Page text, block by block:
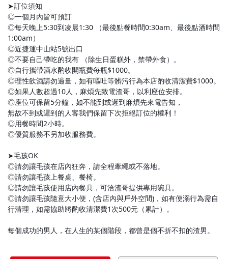
➤訂位須知
◎一個月內皆可預訂
◎每天晚上5:30到凌晨1:30 （最後點餐時間0:30am、最後點酒時間
1:00am）
◎近捷運中山站5號出口
◎不要自己帶吃的我有 （除生日蛋糕外，禁帶外食）。
◎自行攜帶酒水酌收開瓶費每瓶$1000。
◎理性飲酒請勿過量，如有嘔吐等髒污行為本店酌收清潔費$1000。
◎如果人數超過10人，麻煩先致電渣哥，以利座位安排。
◎座位可保留5分鐘，如不能到或遲到麻煩先來電告知，
無故不到或遲到的人客我們保留下次拒絕訂位的權利！
◎用餐時間2小時。
◎優質服務不另加收服務費。
➤毛孩OK
◎請勿讓毛孩在店內狂奔，請全程牽繩或不落地。
◎請勿讓毛孩上餐桌、餐椅。
◎請勿讓毛孩使用店內餐具，可洽渣哥提供專用碗具。
◎請勿讓毛孩隨意大小便，(含店內與戶外空間)，如有便溺行為需自
行清理，如需協助將酌收清潔費1次500元（累計）。
每個成功的男人，在人生的某個階段，都曾是個不折不扣的渣男。